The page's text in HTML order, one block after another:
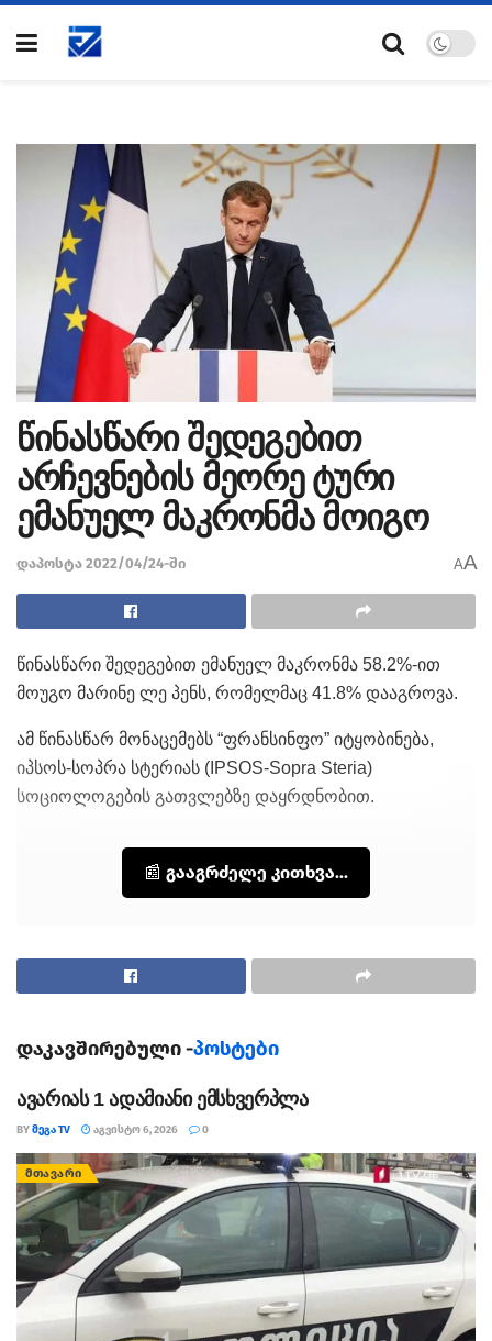
წინასწარი შედეგებით
არჩევნების მეორე ტური
ემანუელ მაკრონმა მოიგო
დაპოსტა 2022/04/24-ში AA
წინასწარი შედეგებით ემანუელ მაკრონმა 58.2%-ით
მოუგო მარინე ლე პენს, რომელმაც 41.8% დააგროვა.
ამ წინასწარ მონაცემებს “ფრანსინფო” იტყობინება,
იპსოს-სოპრა სტერიას (IPSOS-Sopra Steria)
სოციოლოგების გათვლებზე დაყრდნობით.
📰 გააგრძელე კითხვა...
დაკავშირებული -პოსტები
ავარიას 1 ადამიანი ემსხვერპლა
BYᲛᲔᲒᲐ TV ᲐᲒᲕᲘᲡᲢᲝ 6, 2026 0
ᲛᲗᲐᲕᲐᲠᲘ